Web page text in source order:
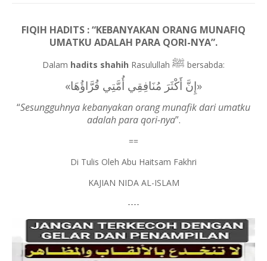
FIQIH HADITS : “KEBANYAKAN ORANG MUNAFIQ
UMATKU ADALAH PARA QORI-NYA”.
Dalam hadits shahih Rasulullah ﷺ bersabda:
«إِنَّ ‌أَكْثَرَ ‌مُنَافِقِي ‌أُمَّتِي ‌قُرَّاؤُهَا»
“Sesungguhnya kebanyakan orang munafik dari umatku
adalah para qori-nya”.
==
Di Tulis Oleh Abu Haitsam Fakhri
KAJIAN NIDA AL-ISLAM
----